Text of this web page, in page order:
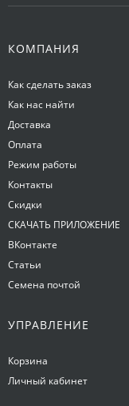
КОМПАНИЯ
Как сделать заказ
Как нас найти
Доставка
Оплата
Режим работы
Контакты
Скидки
СКАЧАТЬ ПРИЛОЖЕНИЕ
ВКонтакте
Статьи
Семена почтой
УПРАВЛЕНИЕ
Корзина
Личный кабинет